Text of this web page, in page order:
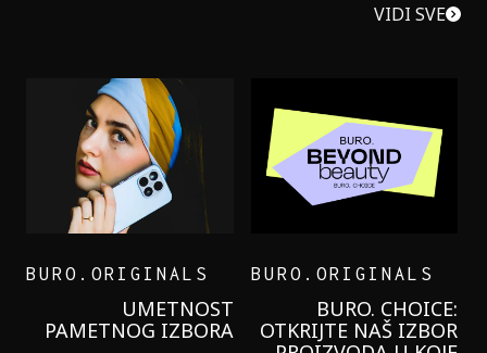
VIDI SVE
GARNIER KREMU I
NIKADA NIŠTA